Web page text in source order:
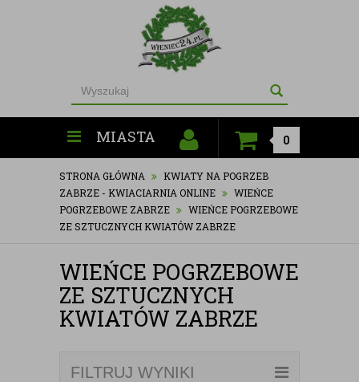
MIASTA 0
STRONA GŁÓWNA
KWIATY NA POGRZEB
ZABRZE - KWIACIARNIA ONLINE
WIEŃCE
POGRZEBOWE ZABRZE
WIEŃCE POGRZEBOWE
ZE SZTUCZNYCH KWIATÓW ZABRZE
WIEŃCE POGRZEBOWE
ZE SZTUCZNYCH
KWIATÓW ZABRZE
FILTRUJ WYNIKI